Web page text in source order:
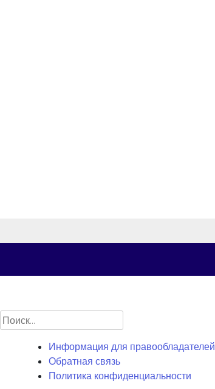
Найти:
Информация для правообладателей
Обратная связь
Политика конфиденциальности